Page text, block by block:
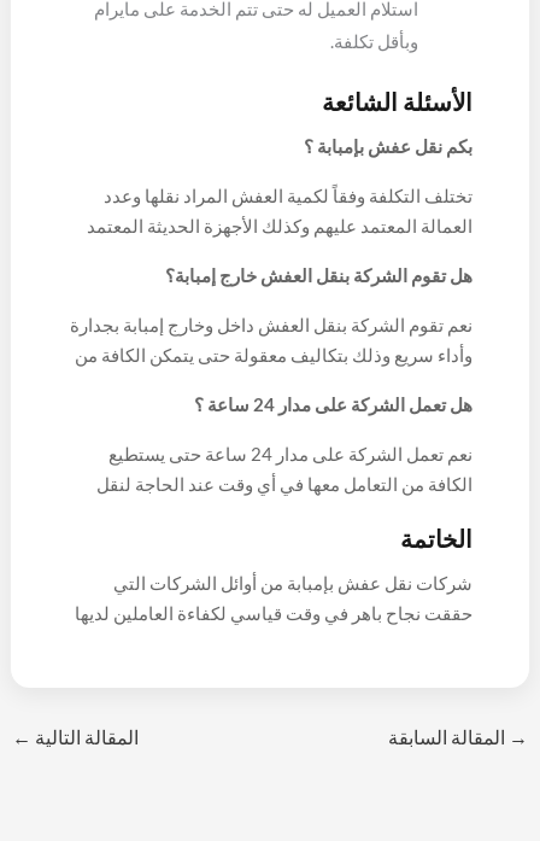
استلام العميل له حتى تتم الخدمة على مايرام
وبأقل تكلفة.
الأسئلة الشائعة
بكم نقل عفش بإمبابة ؟
تختلف التكلفة وفقاً لكمية العفش المراد نقلها وعدد
العمالة المعتمد عليهم وكذلك الأجهزة الحديثة المعتمد
هل تقوم الشركة بنقل العفش خارج إمبابة؟
نعم تقوم الشركة بنقل العفش داخل وخارج إمبابة بجدارة
وأداء سريع وذلك بتكاليف معقولة حتى يتمكن الكافة من
هل تعمل الشركة على مدار 24 ساعة ؟
نعم تعمل الشركة على مدار 24 ساعة حتى يستطيع
الكافة من التعامل معها في أي وقت عند الحاجة لنقل
مجهزة بشكل دائم للذهاب للعميل على الفور بمجرد
الاتصال بها والحاجة لنقل العفش.
الخاتمة
شركات نقل عفش بإمبابة من أوائل الشركات التي
حققت نجاح باهر في وقت قياسي لكفاءة العاملين لديها
→ المقالة السابقة المقالة التالية ←